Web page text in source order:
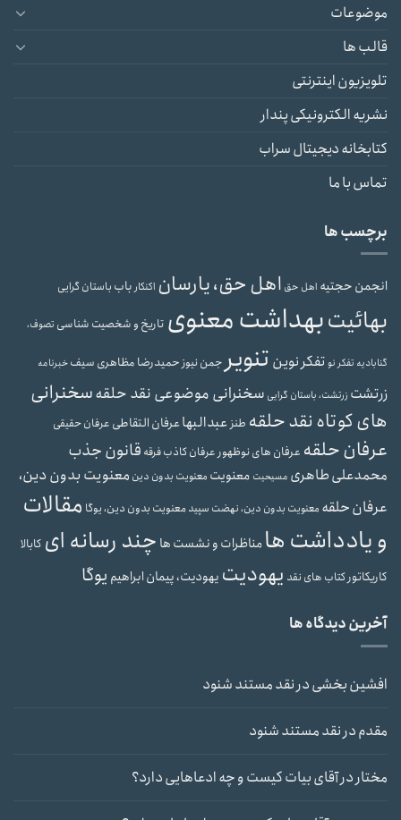
موضوعات
قالب ها
تلویزیون اینترنتی
نشریه الکترونیکی پندار
کتابخانه دیجیتال سراب
تماس با ما
برچسب ها
انجمن حجتیه اهل حق اهل حق، یارسان اکنکارباب باستان گرایی
بهائیتبهداشت معنوی تاریخ و شخصیت شناسی تصوف،
گنابادیه تفکر نوتفکر نوین تنویر جمن نیوزحمیدرضا مظاهری سیفخبرنامه
زرتشت زرتشت، باستان گرایی سخنرانی موضوعی نقد حلقهسخنرانی
های کوتاه نقد حلقه طنزعبدالبهاعرفان التقاطی عرفان حقیقی
عرفان حلقه عرفان های نوظهورعرفان کاذبفرقه قانون جذب
محمدعلی طاهری مسیحیت معنویت معنویت بدون دین معنویت بدون دین،
عرفان حلقه معنویت بدون دین، نهضت سپیدمعنویت بدون دین، یوگا مقالات
و یادداشت هامناظرات و نشست ها چند رسانه ای کابالا
کاریکاتورکتاب های نقد یهودیت یهودیت، پیمان ابراهیم یوگا
آخرین دیدگاه ها
افشین بخشیدرنقد مستند شنود
مقدمدرنقد مستند شنود
مختاردرآقای بیات کیست و چه ادعاهایی دارد؟